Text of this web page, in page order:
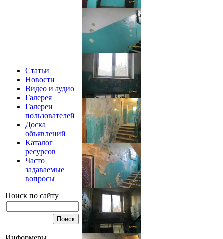
Статьи
Новости
Видео и аудио
Галерея
Галереи
пользователей
Доска
объявлений
Каталог
ресурсов
Часто
задаваемые
вопросы
Поиск по сайту
Информеры